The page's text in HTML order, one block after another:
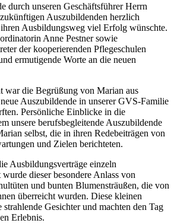
durch unseren Geschäftsführer Herrn
Auszubildenden herzlich
Ausbildungsweg viel Erfolg wünschte.
Anne Pestner sowie
der kooperierenden Pflegeschulen
ermutigende Worte an die neuen
war die Begrüßung von Marian aus
Auszubildende in unserer GVS-Familie
Persönliche Einblicke in die
unsere berufsbegleitende Auszubildende
selbst, die in ihren Redebeiträgen von
und Zielen berichteten.
Ausbildungsverträge einzeln
dieser besondere Anlass von
und bunten Blumensträußen, die von
überreicht wurden. Diese kleinen
Gesichter und machten den Tag
Erlebnis.